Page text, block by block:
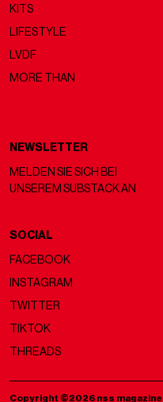
KITS
LIFESTYLE
LVDF
MORE THAN
NEWSLETTER
MELDEN SIE SICH BEI
UNSEREM SUBSTACK AN
SOCIAL
FACEBOOK
INSTAGRAM
TWITTER
TIKTOK
THREADS
Copyright ©2026 nss